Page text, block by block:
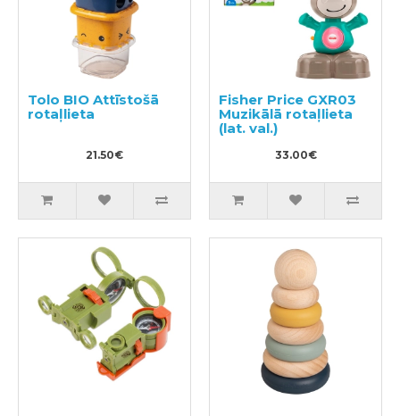
Tolo BIO Attīstošā
rotaļlieta
21.50€
Fisher Price GXR03
Muzikālā rotaļlieta
(lat. val.)
33.00€